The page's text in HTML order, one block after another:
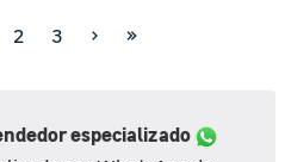
2 3
especializado